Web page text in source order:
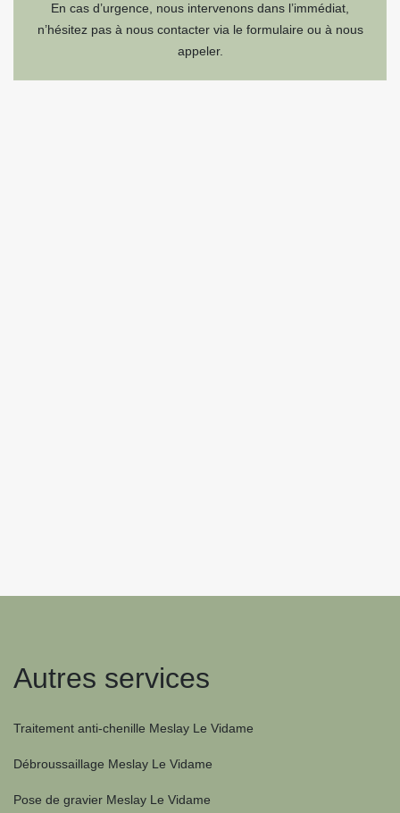
En cas d’urgence, nous intervenons dans l’immédiat,
n’hésitez pas à nous contacter via le formulaire ou à nous
appeler.
Autres services
Traitement anti-chenille Meslay Le Vidame
Débroussaillage Meslay Le Vidame
Pose de gravier Meslay Le Vidame